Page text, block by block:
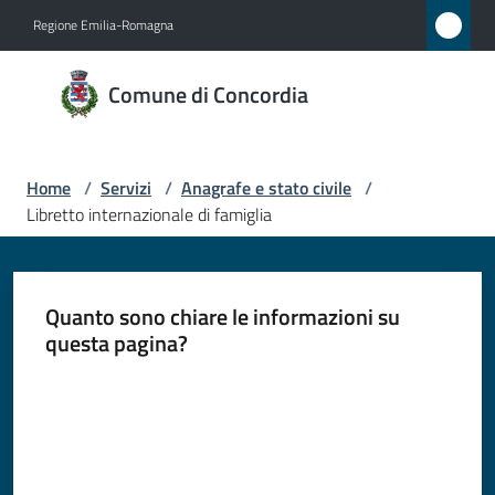
Regione Emilia-Romagna
Comune di Concordia
Comune
di
Amministrazione
Servizi
Home / Servizi / Anagrafe e stato civile /
Libretto internazionale di famiglia
Quanto sono chiare le informazioni su
questa pagina?